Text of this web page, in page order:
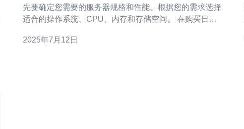
先要确定您需要的服务器规格和性能。根据您的需求选择
适合的操作系统、CPU、内存和存储空间。 在购买日本
的网络服务商以确保服务器能够稳定运行。 在购买服务器
2025年7月12日